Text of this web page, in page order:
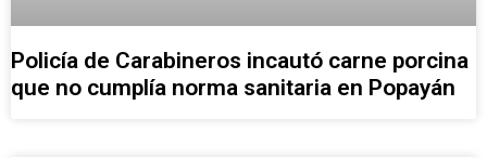
Policía de Carabineros incautó carne porcina
que no cumplía norma sanitaria en Popayán